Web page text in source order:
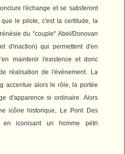
l'échange et se satisferont
le pilote, c'est la certitude, la
du "couple" Abel/Donovan
d'inaction) qui permettent d'en
maintenir l'existence et donc
réalisation de l'événement.
La
accentue alors le rôle, la portée
d'apparence si ordinaire. Alors
icône historique,
Le Pont Des
iconisant un homme pétri